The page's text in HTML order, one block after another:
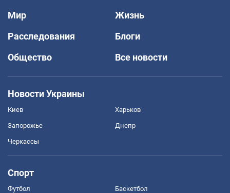
Мир
Жизнь
Расследования
Блоги
Общество
Все новости
Новости Украины
Киев Харьков
Запорожье Днепр
Черкассы
Спорт
Футбол Баскетбол